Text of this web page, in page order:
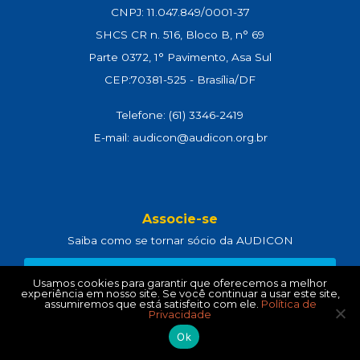
CNPJ: 11.047.849/0001-37
SHCS CR n. 516, Bloco B, n° 69
Parte 0372, 1° Pavimento, Asa Sul
CEP:70381-525 - Brasília/DF
Telefone: (61) 3346-2419
E-mail: audicon@audicon.org.br
Associe-se
Saiba como se tornar sócio da AUDICON
CLIQUE AQUI
Política de PrivacidadeeTermos de Uso
Usamos cookies para garantir que oferecemos a melhor
experiência em nosso site. Se você continuar a usar este site,
assumiremos que está satisfeito com ele. Política de
Privacidade
Ok